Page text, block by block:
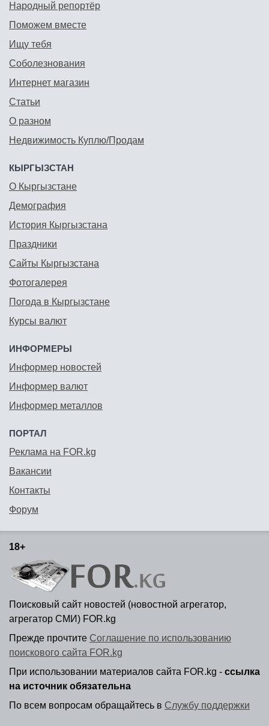
Народный репортёр
Поможем вместе
Ищу тебя
Соболезнования
Интернет магазин
Статьи
О разном
Недвижимость Куплю/Продам
КЫРГЫЗСТАН
О Кыргызстане
Демография
История Кыргызстана
Праздники
Сайты Кыргызстана
Фотогалерея
Погода в Кыргызстане
Курсы валют
ИНФОРМЕРЫ
Информер новостей
Информер валют
Информер металлов
ПОРТАЛ
Реклама на FOR.kg
Вакансии
Контакты
Форум
18+
Поисковый сайт новостей (новостной агрегатор,
агрегатор СМИ) FOR.kg
Прежде прочтите Соглашение по использованию
поискового сайта FOR.kg
При использовании материалов сайта FOR.kg - ссылка
на источник обязательна
По всем вопросам обращайтесь в Службу поддержки